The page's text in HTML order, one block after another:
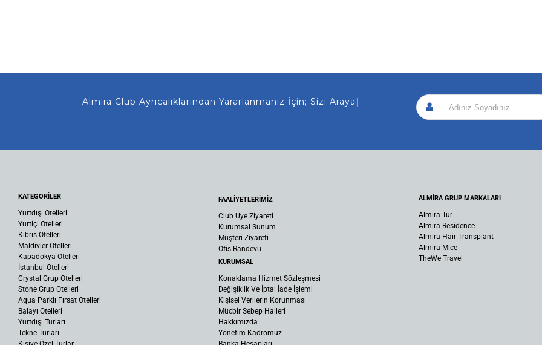
Almira Club Ayrıcalıklarından Yararlanmanız İçin; Sizi Arayalım!
KATEGORİLER
Yurtdışı Otelleri
Yurtiçi Otelleri
Kıbrıs Otelleri
Maldivler Otelleri
Kapadokya Otelleri
İstanbul Otelleri
Crystal Grup Otelleri
Stone Grup Otelleri
Aqua Parklı Fırsat Otelleri
Balayı Otelleri
Yurtdışı Turları
Tekne Turları
FAALİYETLERİMİZ
Club Üye Ziyareti
Kurumsal Sunum
Müşteri Ziyareti
Ofis Randevu
KURUMSAL
Konaklama Hizmet Sözleşmesi
Değişiklik Ve İptal İade İşlemi
Kişisel Verilerin Korunması
Mücbir Sebep Halleri
Hakkımızda
Yönetim Kadromuz
ALMİRA GRUP MARKALARI
Almira Tur
Almira Residence
Almira Hair Transplant
Almira Mice
TheWe Travel